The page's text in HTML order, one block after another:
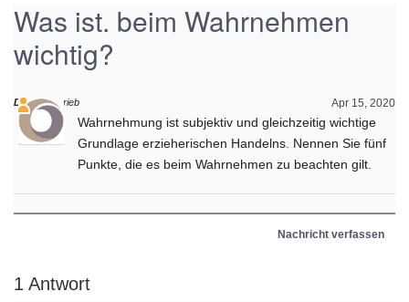
Was ist. beim Wahrnehmen
wichtig?
Apr 15, 2020
Daniel schrieb
Wahrnehmung ist subjektiv und gleichzeitig wichtige
Grundlage erzieherischen Handelns. Nennen Sie fünf
Punkte, die es beim Wahrnehmen zu beachten gilt.
Nachricht verfassen
1 Antwort